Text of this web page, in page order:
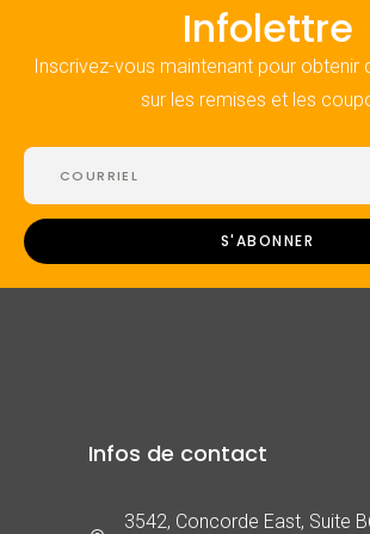
Infolettre
Inscrivez-vous maintenant pour obtenir
sur les remises et les
Infos de contact
3542, Concorde East, Suite